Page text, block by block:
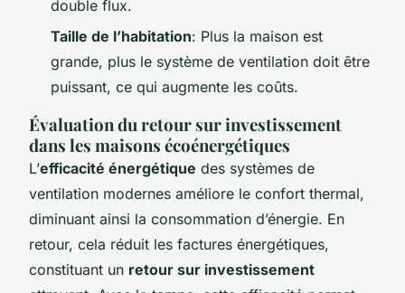
double flux.
Taille de l’habitation: Plus la maison est
grande, plus le système de ventilation doit être
puissant, ce qui augmente les coûts.
Évaluation du retour sur investissement
dans les maisons écoénergétiques
L’efficacité énergétique des systèmes de
ventilation modernes améliore le confort thermal,
diminuant ainsi la consommation d’énergie. En
retour, cela réduit les factures énergétiques,
constituant un retour sur investissement